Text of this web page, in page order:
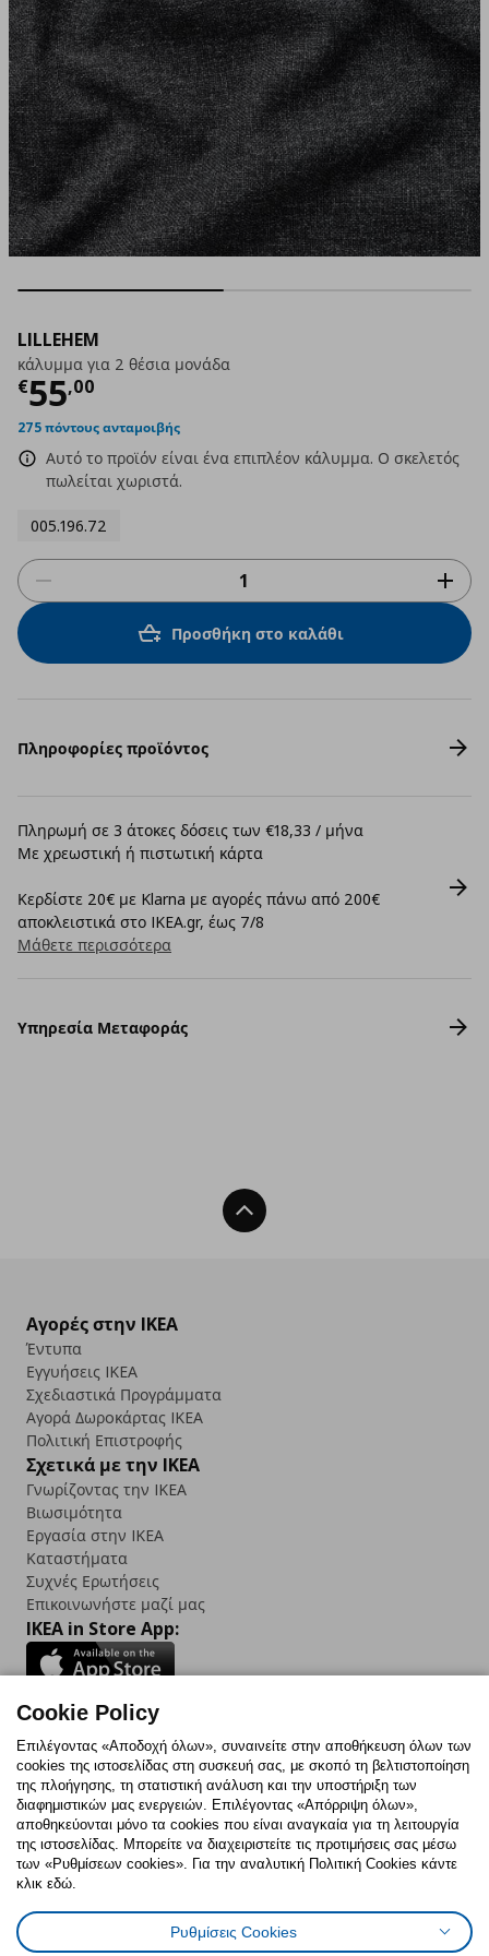
LILLEHEM
κάλυμμα για 2 θέσια μονάδα
€55,00
Τρέχουσα τιμή
275 πόντους ανταμοιβής
Αυτό το προϊόν είναι ένα επιπλέον κάλυμμα. Ο σκελετός
πωλείται χωριστά.
005.196.72
Προσθήκη στο καλάθι
Πληροφορίες προϊόντος
Πληρωμή σε 3 άτοκες δόσεις των €18,33 / μήνα
Με χρεωστική ή πιστωτική κάρτα
Κερδίστε 20€ με Klarna με αγορές πάνω από 200€
αποκλειστικά στο IKEA.gr, έως 7/8
Μάθετε περισσότερα
Υπηρεσία Μεταφοράς
Back To Top
Αγορές στην IKEA
Έντυπα
Εγγυήσεις IKEA
Σχεδιαστικά Προγράμματα
Αγορά Δωρoκάρτας IKEA
Πολιτική Επιστροφής
Σχετικά με την IKEA
Γνωρίζοντας την IKEA
Βιωσιμότητα
Εργασία στην IKEA
Καταστήματα
Συχνές Ερωτήσεις
Επικοινωνήστε μαζί μας
IKEA in Store App:
Follow us:
FacebookInstagram
TikTokYoutubePinterestTwitter
Πολιτική CookiesΔήλωση ψηφιακής προσβασιμότητας
Ρυθμίσεις cookiesΌροι Χρήσης
Cookie Policy
Επιλέγοντας «Αποδοχή όλων», συναινείτε στην αποθήκευση όλων των
cookies της ιστοσελίδας στη συσκευή σας, με σκοπό τη βελτιστοποίηση
της πλοήγησης, τη στατιστική ανάλυση και την υποστήριξη των
διαφημιστικών μας ενεργειών. Επιλέγοντας «Απόρριψη όλων»,
αποθηκεύονται μόνο τα cookies που είναι αναγκαία για τη λειτουργία
της ιστοσελίδας. Μπορείτε να διαχειριστείτε τις προτιμήσεις σας μέσω
των «Ρυθμίσεων cookies». Για την αναλυτική Πολιτική Cookies κάντε
κλικ εδώ.
Ρυθμίσεις Cookies